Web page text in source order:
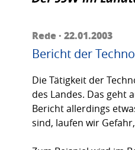
Rede · 22.01.2003
Bericht der
Die Tätigkeit der
des Landes. Das geht
Bericht allerdings
sind, laufen wir